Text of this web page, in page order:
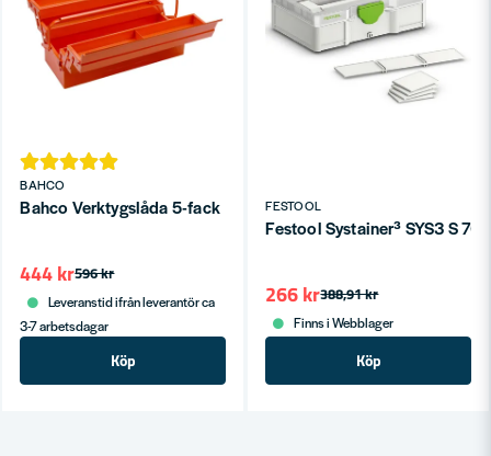
BAHCO
Bahco Verktygslåda 5-fack
596 kr
444 kr
Leveranstid ifrån leverantör ca
3-7 arbetsdagar
Köp
FESTOOL
Festool Systainer³ SYS3 S 76
388,91 kr
266 kr
Finns i Webblager
Köp